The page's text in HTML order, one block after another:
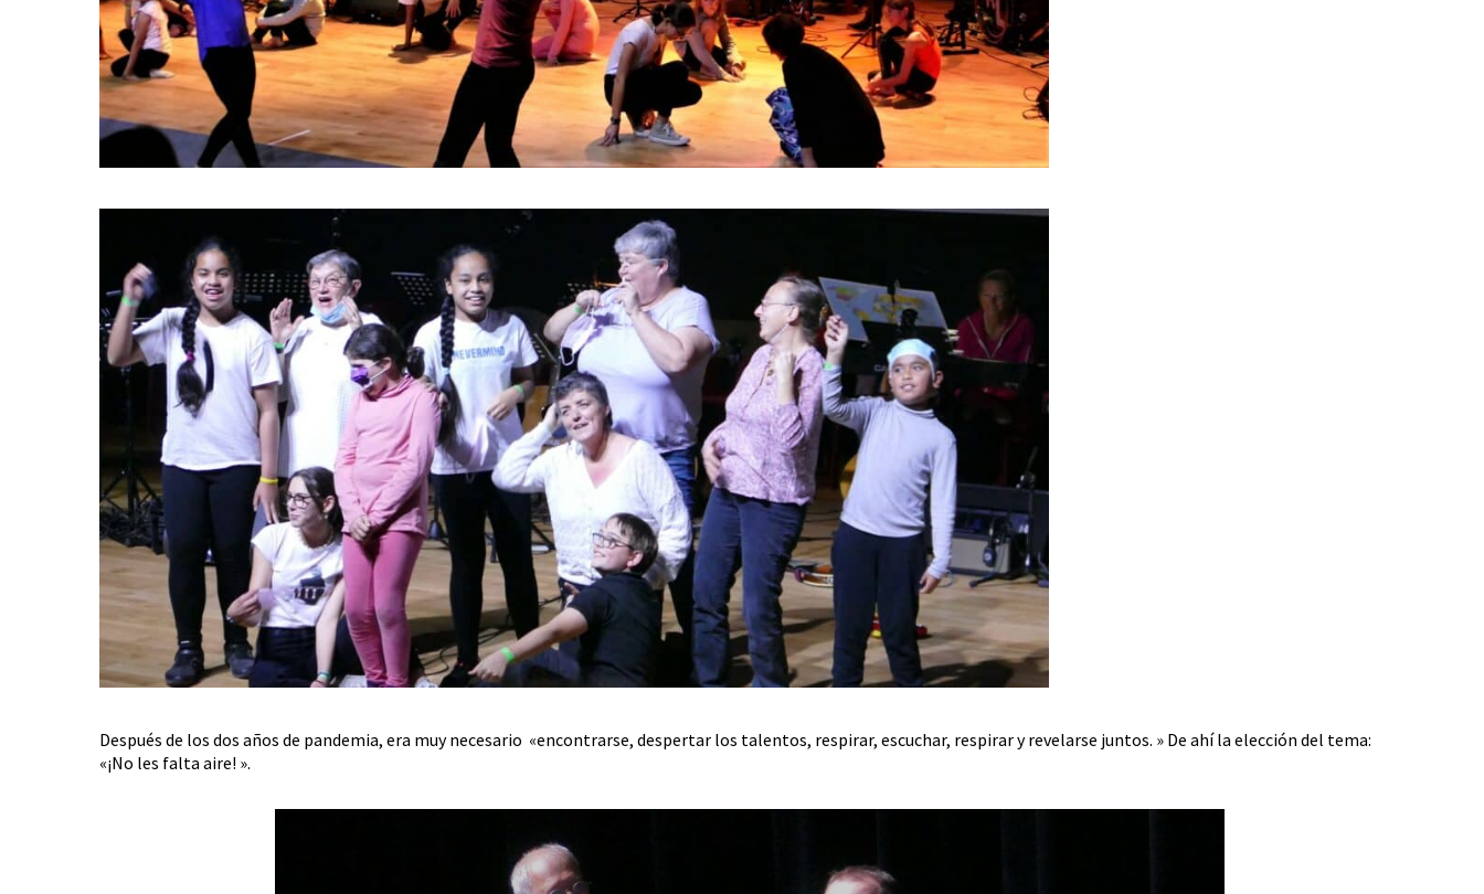
Después de los dos años de pandemia, era muy necesario «encontrarse, despertar los talentos, respirar, escuchar, respirar y revelarse juntos. » De ahí la elección del tema:
«¡No les falta aire! ».